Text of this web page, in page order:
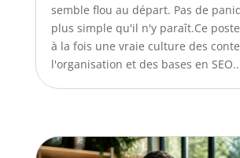
semble flou au départ. Pas de
plus simple qu'il n'y paraît.Ce
à la fois une vraie culture des
l'organisation et des bases en